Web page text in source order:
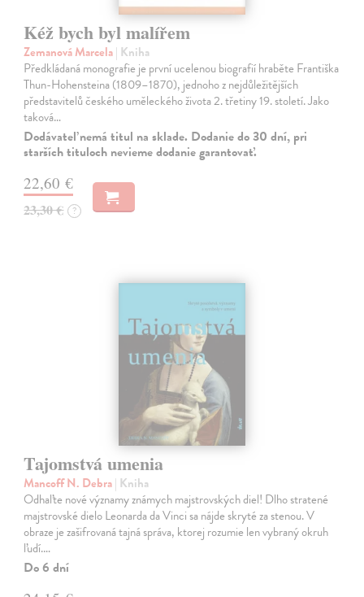
Kéž bych byl malířem
Zemanová Marcela| Kniha
Předkládaná monografie je první ucelenou biografií hraběte Františka
Thun-Hohensteina (1809–1870), jednoho z nejdůležitějších
představitelů českého uměleckého života 2. třetiny 19. století. Jako
taková…
Dodávateľ nemá titul na sklade. Dodanie do 30 dní, pri
starších tituloch nevieme dodanie garantovať.
22,60 €
23,30 € ?
Tajomstvá umenia
Mancoff N. Debra| Kniha
Odhaľte nové významy známych majstrovských diel! Dlho stratené
majstrovské dielo Leonarda da Vinci sa nájde skryté za stenou. V
obraze je zašifrovaná tajná správa, ktorej rozumie len vybraný okruh
ľudí.…
Do 6 dní